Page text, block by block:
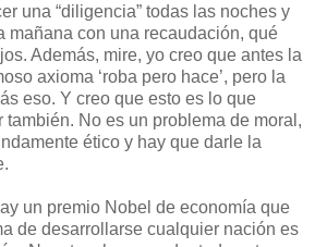
una “diligencia” todas las noches y
mañana con una recaudación, qué
Además, mire, yo creo que antes la
axioma ‘roba pero hace’, pero la
eso. Y creo que esto es lo que
No es un problema de moral,
ético y hay que darle la
un premio Nobel de economía que
de desarrollarse cualquier nación es